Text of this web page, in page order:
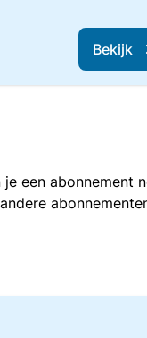
Bekijk
een abonnement